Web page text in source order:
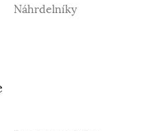
Náhrdelníky